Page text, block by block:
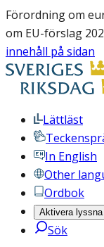
Förordning om
om EU-förslag
innehåll på sidan
Lättläst
In English
Other
Ordbok
Aktivera lyssna
Sök